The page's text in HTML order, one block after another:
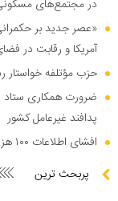
در مجتمع‌های
«عصر جدید بر
آمریکا و رقابت در
حزب مؤتلفه
ضرورت همکاری ستاد
پدافند غیرعامل کشور
افشای اطلاعات ۱۰۰ هزار نیروی پلیس در دارک وب
پربحث ترین